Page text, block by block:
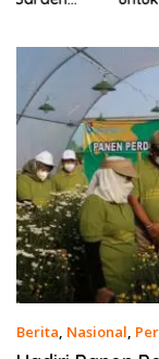
Berita, Nasional,